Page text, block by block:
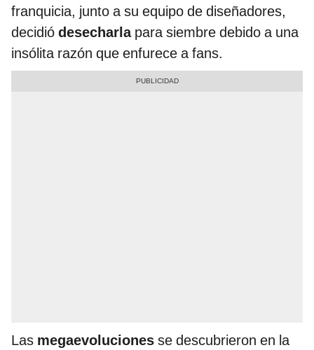
franquicia, junto a su equipo de diseñadores,
decidió desecharla para siembre debido a una
insólita razón que enfurece a fans.
Las megaevoluciones se descubrieron en la